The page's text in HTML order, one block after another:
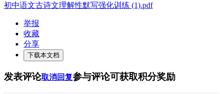
初中语文古诗文理解性默写强化训练 (1).pdf
举报
收藏
分享
下载本文档
发表评论取消回复参与评论可获取积分奖励